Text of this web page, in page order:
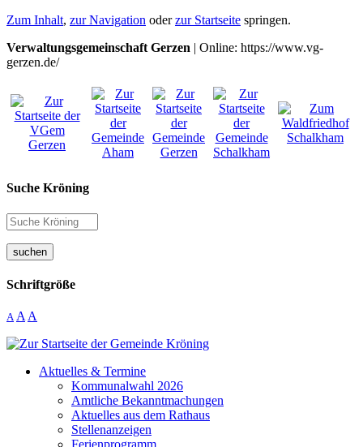
Zum Inhalt, zur Navigation oderzur Startseite springen.
Verwaltungsgemeinschaft Gerzen | Online: https://www.vg-
gerzen.de/
Suche Kröning
suchen
Schriftgröße
A A A
Aktuelles & Termine
Kommunalwahl 2026
Amtliche Bekanntmachungen
Aktuelles aus dem Rathaus
Stellenanzeigen
Ferienprogramm